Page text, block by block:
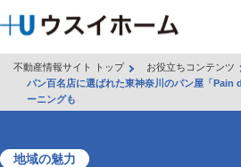
不動産情報サイト トップ お役立ちコンテンツ
パン百名店に選ばれた東神奈川のパン屋「Pain
ーニングも
地域の魅力